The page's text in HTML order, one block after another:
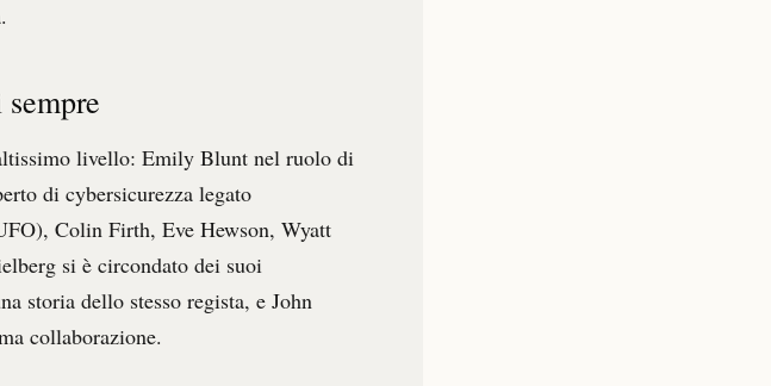
livello: Emily Blunt nel ruolo di
di cybersicurezza legato
Colin Firth, Eve Hewson, Wyatt
si è circondato dei suoi
storia dello stesso regista, e John
collaborazione.